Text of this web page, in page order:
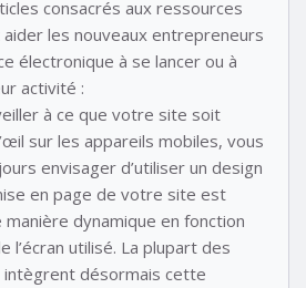
consacrés aux ressources
les nouveaux entrepreneurs
électronique à se lancer ou à
activité :
à ce que votre site soit
sur les appareils mobiles, vous
envisager d’utiliser un design
en page de votre site est
dynamique en fonction
l’écran utilisé. La plupart des
intègrent désormais cette